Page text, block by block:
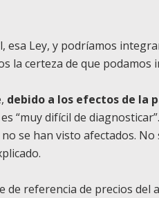
esa Ley, y podríamos
la certeza de que podamos
debido a los efectos de la
“muy difícil de
se han visto afectados.
de referencia de precios del